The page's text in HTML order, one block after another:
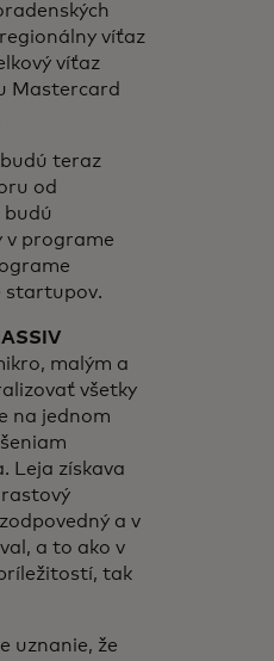
víťaz
víťaz
Mastercard
budú teraz
od
v programe
startupov.
malým a
všetky
na jednom
Leja získava
rastový
a v
a to ako v
tak
uznanie, že